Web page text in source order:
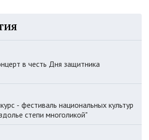
в честь Дня защитника
- фестиваль национальных культур
степи многоликой"